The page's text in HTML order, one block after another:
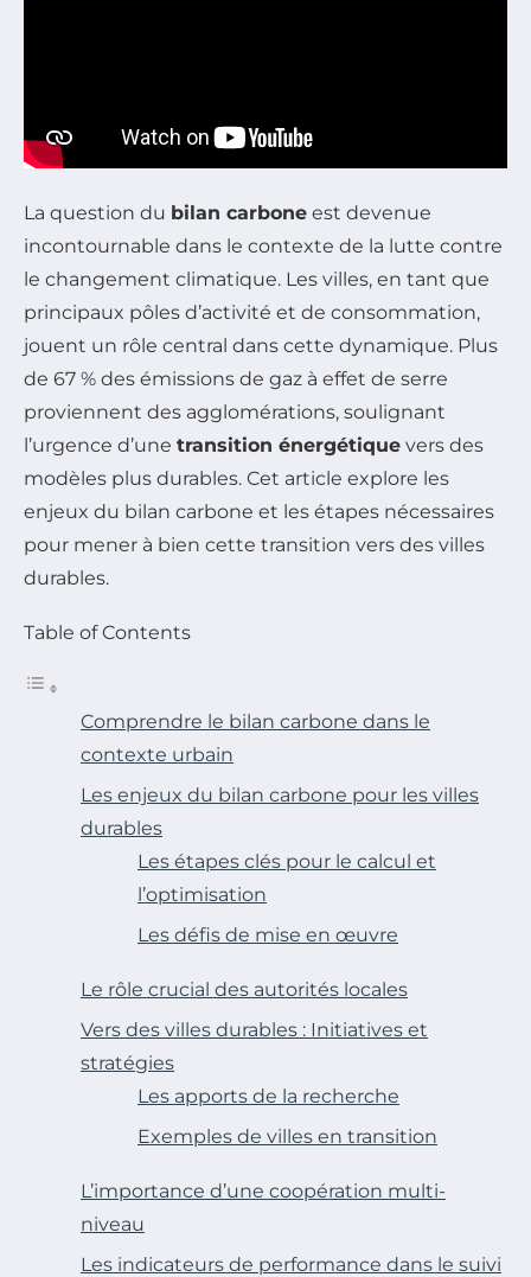
La question du bilan carbone est devenue
incontournable dans le contexte de la lutte contre
le changement climatique. Les villes, en tant que
principaux pôles d’activité et de consommation,
jouent un rôle central dans cette dynamique. Plus
de 67 % des émissions de gaz à effet de serre
proviennent des agglomérations, soulignant
l’urgence d’une transition énergétique vers des
modèles plus durables. Cet article explore les
enjeux du bilan carbone et les étapes nécessaires
pour mener à bien cette transition vers des villes
durables.
Table of Contents
Comprendre le bilan carbone dans le
contexte urbain
Les enjeux du bilan carbone pour les villes
durables
Les étapes clés pour le calcul et
l’optimisation
Les défis de mise en œuvre
Le rôle crucial des autorités locales
Vers des villes durables : Initiatives et
stratégies
Les apports de la recherche
Exemples de villes en transition
L’importance d’une coopération multi-
niveau
Les indicateurs de performance dans le suivi